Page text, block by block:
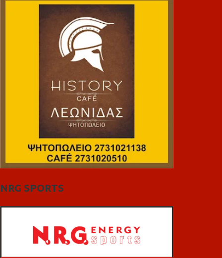
NRG SPORTS